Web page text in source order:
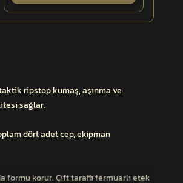
ripstop kumaş, aşınma ve
sağlar.
dört adet cep, ekipman
formu korur. Çift taraflı fermuarlı etek